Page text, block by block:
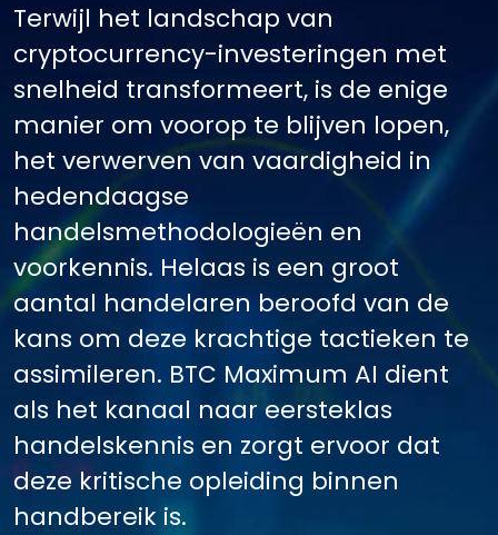
Terwijl het landschap van
cryptocurrency-investeringen met
snelheid transformeert, is de enige
manier om voorop te blijven lopen,
het verwerven van vaardigheid in
hedendaagse
handelsmethodologieën en
voorkennis. Helaas is een groot
aantal handelaren beroofd van de
kans om deze krachtige tactieken te
assimileren. BTC Maximum AI dient
als het kanaal naar eersteklas
handelskennis en zorgt ervoor dat
deze kritische opleiding binnen
handbereik is.